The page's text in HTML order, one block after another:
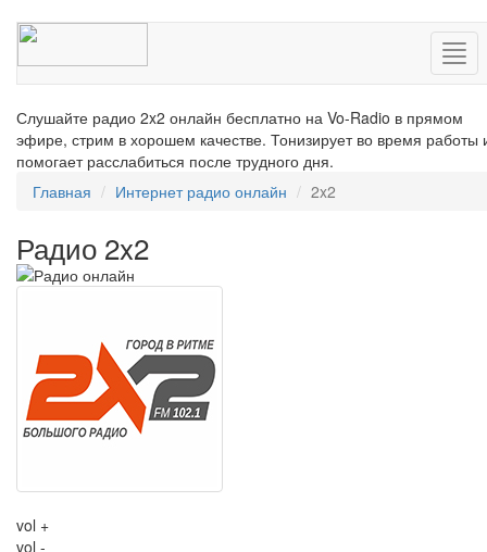
Слушайте радио 2x2 онлайн бесплатно на Vo-Radio в прямом
эфире, стрим в хорошем качестве. Тонизирует во время работы
помогает расслабиться после трудного дня.
Главная
Интернет радио онлайн 2x2
Радио 2x2
vol +
vol -